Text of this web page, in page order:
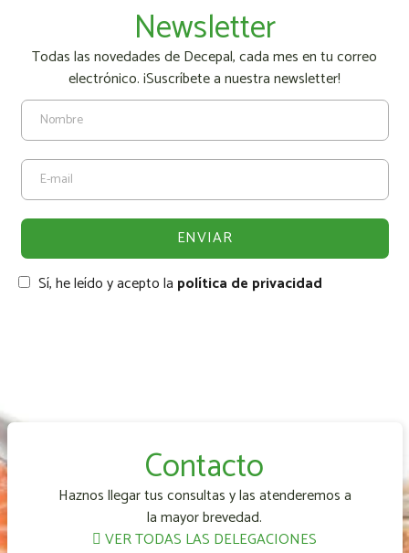
Newsletter
Todas las novedades de Decepal, cada mes en tu correo
electrónico. ¡Suscríbete a nuestra newsletter!
Sí, he leído y acepto la política de privacidad
Contacto
Haznos llegar tus consultas y las atenderemos a
la mayor brevedad.
VER TODAS LAS DELEGACIONES